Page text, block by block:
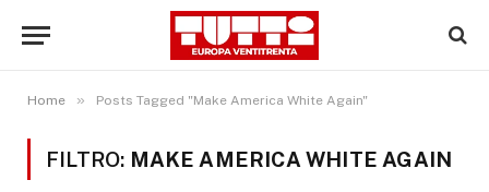
Home » Posts Tagged "Make America White Again"
FILTRO: MAKE AMERICA WHITE AGAIN